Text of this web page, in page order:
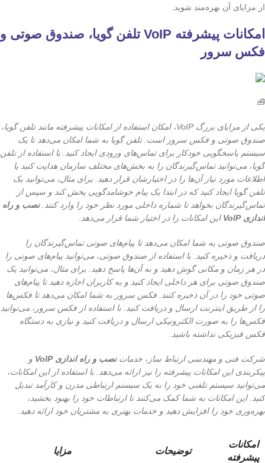
از مزایای آن بهره‌مند شوید.
امکانات پیشرفته VoIP تلفن گویا، صندوق صوتی و
فکس سرور
🧰
یکی از مزایای بزرگ VoIP، امکان استفاده از امکانات پیشرفته مانند تلفن گویا،
صندوق صوتی و فکس سرور است. تلفن گویا به شما امکان می‌دهد تا یک
سیستم پاسخگویی خودکار برای تماس‌های ورودی ایجاد کنید. با استفاده از تلفن
گویا، می‌توانید تماس‌گیرندگان را به بخش‌های مختلف سازمان هدایت کنید یا
اطلاعات مورد نیاز آن‌ها را در اختیارشان قرار دهید. برای مثال، می‌توانید یک
تلفن گویا ایجاد کنید که در ابتدا یک پیام خوشامدگویی پخش کند و سپس از
تماس‌گیرندگان بخواهد تا شماره داخلی مورد نظر خود را وارد کنند.نصب و راه
اندازی VoIP
این امکانات را در اختیار شما قرار می‌دهد.
صندوق صوتی به شما امکان می‌دهد تا پیام‌های صوتی تماس‌گیرندگان را
دریافت و ذخیره کنید. با استفاده از صندوق صوتی، می‌توانید پیام‌های صوتی را
در هر زمان و مکانی گوش دهید و به آن‌ها پاسخ دهید. برای مثال، می‌توانید یک
صندوق صوتی برای هر داخلی ایجاد کنید و به کاربران اجازه دهید تا پیام‌های
صوتی خود را در آن ذخیره کنند. فکس سرور به شما امکان می‌دهد تا فکس‌ها
را از طریق اینترنت ارسال و دریافت کنید. با استفاده از فکس سرور، می‌توانید
فکس‌ها را به صورت الکترونیکی ارسال و دریافت کنید و نیازی به دستگاه
فکس فیزیکی نداشته باشید.
شرکت فنی و مهندسی ارتباط ساز، خدماتنصب و راه اندازی VoIP
و
پیکربندی این امکانات پیشرفته را نیز ارائه می‌دهد. با استفاده از این امکانات،
می‌توانید سیستم تلفنی خود را به یک سیستم ارتباطی مدرن و کارآمد تبدیل
کنید. این امکانات به شما کمک می‌کنند تا ارتباطات خود را بهبود بخشید،
بهره‌وری خود را افزایش دهید و خدمات بهتری به مشتریان خود ارائه دهید.
امکانات
پیشرفته
توضیحات مزایا